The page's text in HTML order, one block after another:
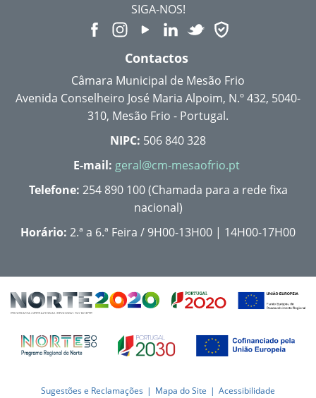
SIGA-NOS!
Contactos
Câmara Municipal de Mesão Frio
Avenida Conselheiro José Maria Alpoim, N.º 432, 5040-
310, Mesão Frio - Portugal.
NIPC: 506 840 328
E-mail: geral@cm-mesaofrio.pt
Telefone: 254 890 100 (Chamada para a rede fixa
nacional)
Horário: 2.ª a 6.ª Feira / 9H00-13H00 | 14H00-17H00
Sugestões e Reclamações Mapa do Site Acessibilidade